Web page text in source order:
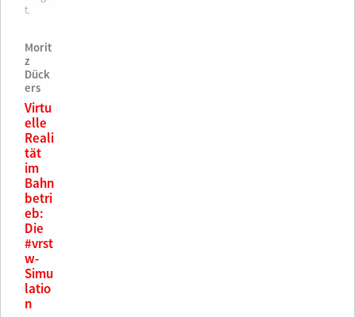
t.
Morit
z
Dück
ers
Virtu
elle
Reali
tät
im
Bahn
betri
eb:
Die
#vrst
w-
Simu
latio
n